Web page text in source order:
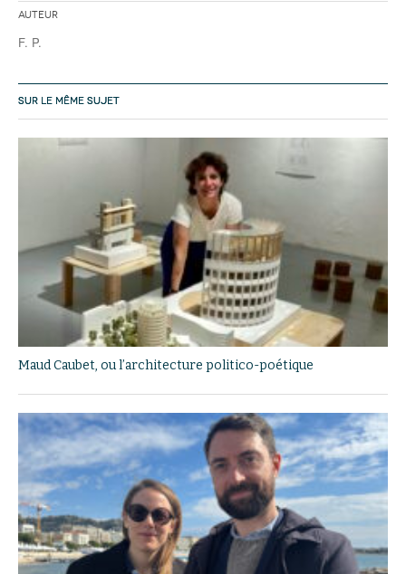
Auteur
F. P.
SUR LE MÊME SUJET
Maud Caubet, ou l’architecture politico-poétique